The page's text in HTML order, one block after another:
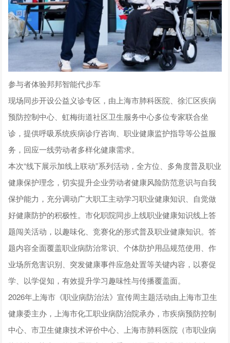
参与者体验邦邦智能代步车
现场同步开设公益义诊专区，由上海市肺科医院、徐汇区疾病
预防控制中心、虹梅街道社区卫生服务中心多位专家联合坐
诊，提供呼吸系统疾病诊疗咨询、职业健康监护指导等公益服
务，回应一线劳动者多样化健康需求。
本次“线下展示加线上联动”系列活动，全方位、多角度普及职业
健康保护理念，切实提升企业劳动者健康风险防范意识与自我
保护能力，充分调动广大职工主动学习职业健康知识、自觉做
好健康防护的积极性。市化职院同步上线职业健康知识线上答
题闯关活动，以趣味化、竞赛化的形式普及职业健康知识。答
题内容全面覆盖职业病防治常识、个体防护用品规范使用、作
业场所危害识别、突发健康事件应急处置等关键内容，以赛促
学、以学促知，有效提升学习趣味性与传播覆盖面。
2026年上海市《职业病防治法》宣传周主题活动由上海市卫生
健康委主办，上海市化工职业病防治院承办，市疾病预防控制
中心、市卫生健康技术评价中心、上海市肺科医院（市职业病